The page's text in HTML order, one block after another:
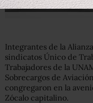
Integrantes de la
sindicatos Único de
Trabajadores de la
Sobrecargos de
congregaron en la
Zócalo capitalino.